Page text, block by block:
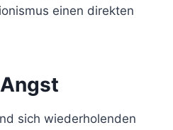
einen direkten
sich wiederholenden